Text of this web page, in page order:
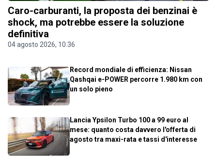
Caro-carburanti, la proposta dei benzinai è
shock, ma potrebbe essere la soluzione
definitiva
04 agosto 2026, 10.36
Record mondiale di efficienza: Nissan
Qashqai e-POWER percorre 1.980 km con
un solo pieno
Lancia Ypsilon Turbo 100 a 99 euro al
mese: quanto costa davvero l'offerta di
agosto tra maxi-rata e tassi d'interesse